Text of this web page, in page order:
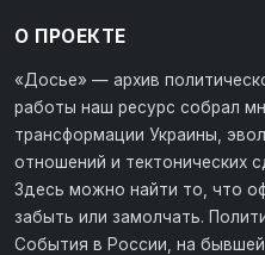
О ПРОЕКТЕ
«Досье» — архив
работы наш ресурс собрал
трансформации Украины,
отношений и тектонических
Здесь можно найти то, что
забыть или замолчать.
События в России, на бывшей